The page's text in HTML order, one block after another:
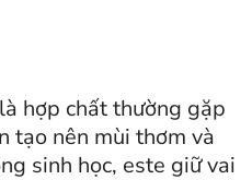
hợp chất thường gặp
tạo nên mùi thơm và
sinh học, este giữ vai